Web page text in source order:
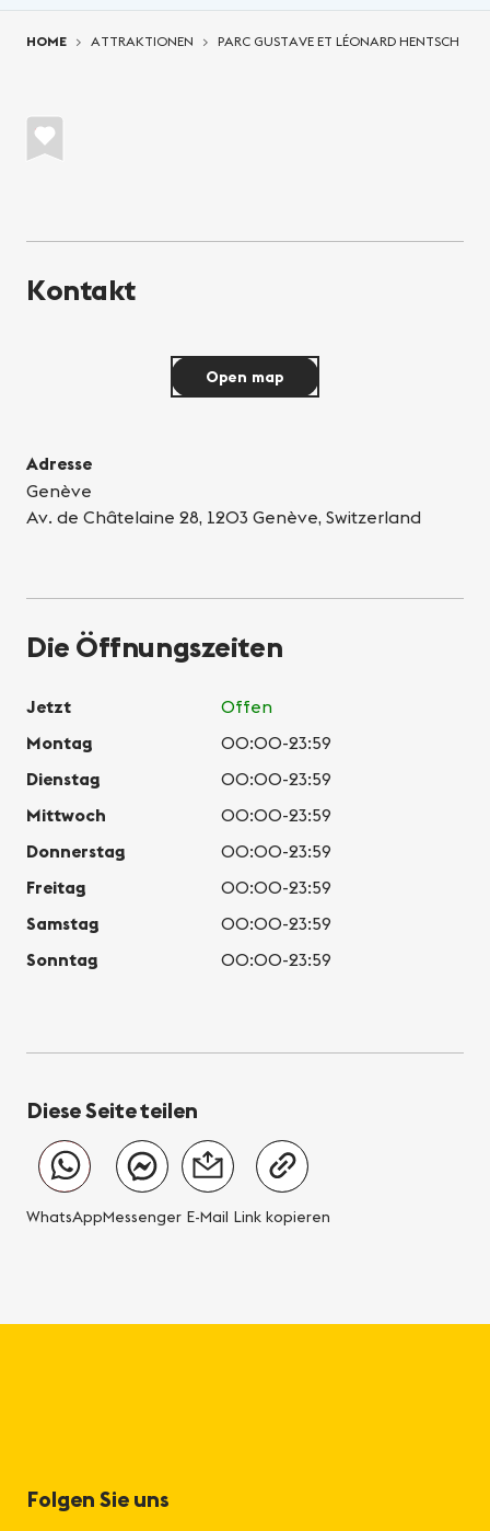
HOME ATTRAKTIONEN PARC GUSTAVE ET LÉONARD HENTSCH
Kontakt
Adresse
Genève
Av. de Châtelaine 28, 1203 Genève, Switzerland
Open map
Die Öffnungszeiten
Jetzt
Offen
Montag
00:00-23:59
Dienstag
00:00-23:59
Mittwoch
00:00-23:59
Donnerstag
00:00-23:59
Freitag
00:00-23:59
Samstag
00:00-23:59
Sonntag
00:00-23:59
Diese Seite teilen
WhatsAppMessenger E-Mail Link kopieren
Folgen Sie uns